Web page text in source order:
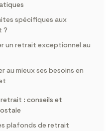
spécifiques aux
?
un retrait exceptionnel au
au mieux ses besoins en
: conseils et
plafonds de retrait